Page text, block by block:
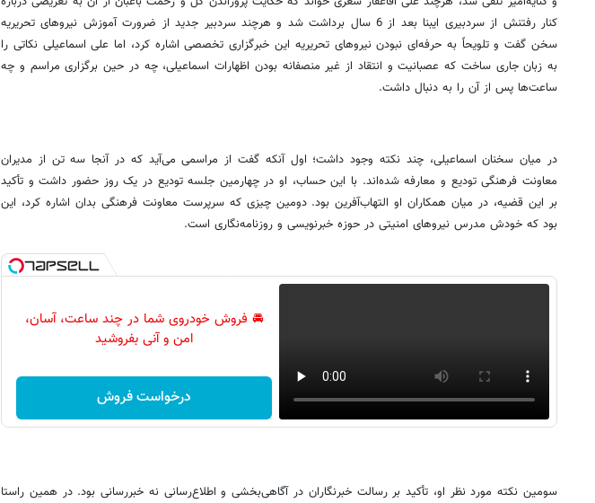
کنار رفتنش از سردبیری ایبنا بعد از 6 سال برداشت شد و هرچند سردبیر جدید از ضرورت آموزش نیروهای تحریریه
سخن گفت و تلویحاً به حرفه‌ای نبودن نیروهای تحریریه این خبرگزاری تخصصی اشاره کرد، اما علی اسماعیلی نکاتی را
به زبان جاری ساخت که عصبانیت و انتقاد از غیر منصفانه بودن اظهارات اسماعیلی، چه در حین برگزاری مراسم و چه
ساعت‌ها پس از آن را به دنبال داشت.
در میان سخنان اسماعیلی، چند نکته وجود داشت؛ اول آنکه گفت از مراسمی می‌آید که در آنجا سه تن از مدیران
معاونت فرهنگی تودیع و معارفه شده‌اند. با این حساب، او در چهارمین جلسه تودیع در یک روز حضور داشت و تأکید
بر این قضیه، در میان همکاران او التهاب‌آفرین بود. دومین چیزی که سرپرست معاونت فرهنگی بدان اشاره کرد، این
بود که خودش مدرس نیروهای امنیتی در حوزه خبرنویسی و روزنامه‌نگاری است.
🚘 فروش خودروی شما در چند ساعت، آسان،
امن و آنی بفروشید
درخواست فروش
سومین نکته مورد نظر او، تأکید بر رسالت خبرنگاران در آگاهی‌بخشی و اطلاع‌رسانی نه خبررسانی بود. در همین راستا